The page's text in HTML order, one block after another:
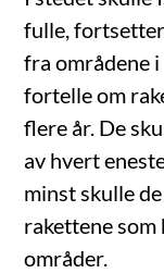
fulle,
fra områdene
fortelle om
flere år. De
av hvert
minst skulle
rakettene
områder.